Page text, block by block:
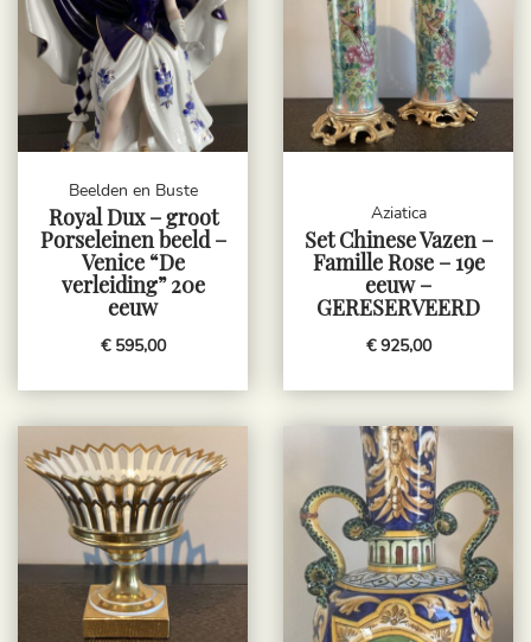
Beelden en Buste
Royal Dux – groot
Porseleinen beeld –
Venice “De
verleiding” 20e
eeuw
€ 595,00
Aziatica
Set Chinese Vazen –
Famille Rose – 19e
eeuw –
GERESERVEERD
€ 925,00